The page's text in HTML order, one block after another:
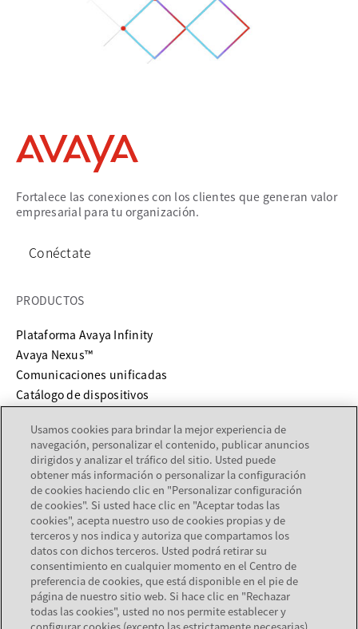
Fortalece las conexiones con los clientes que generan valor
empresarial para tu organización.
Conéctate
PRODUCTOS
Plataforma Avaya Infinity
Avaya Nexus™
Comunicaciones unificadas
Catálogo de dispositivos
SERVICIOS Y SOPORTE
Soportese abre en una pestaña nueva
Documentaciónse abre en una pestaña nueva
Servicios
Localizador de socios
EMPRESA
Acerca de Avaya
Carreras
Usamos cookies para brindar la mejor experiencia de
navegación, personalizar el contenido, publicar anuncios
dirigidos y analizar el tráfico del sitio. Usted puede
obtener más información o personalizar la configuración
de cookies haciendo clic en "Personalizar configuración
de cookies". Si usted hace clic en "Aceptar todas las
cookies", acepta nuestro uso de cookies propias y de
terceros y nos indica y autoriza que compartamos los
datos con dichos terceros. Usted podrá retirar su
consentimiento en cualquier momento en el Centro de
preferencia de cookies, que está disponible en el pie de
página de nuestro sitio web. Si hace clic en "Rechazar
todas las cookies", usted no nos permite establecer y